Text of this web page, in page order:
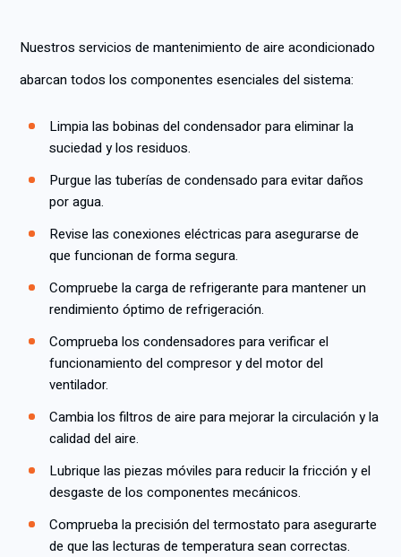
Nuestros servicios de mantenimiento de aire acondicionado
abarcan todos los componentes esenciales del sistema:
Limpia las bobinas del condensador para eliminar la
suciedad y los residuos.
Purgue las tuberías de condensado para evitar daños
por agua.
Revise las conexiones eléctricas para asegurarse de
que funcionan de forma segura.
Compruebe la carga de refrigerante para mantener un
rendimiento óptimo de refrigeración.
Comprueba los condensadores para verificar el
funcionamiento del compresor y del motor del
ventilador.
Cambia los filtros de aire para mejorar la circulación y la
calidad del aire.
Lubrique las piezas móviles para reducir la fricción y el
desgaste de los componentes mecánicos.
Comprueba la precisión del termostato para asegurarte
de que las lecturas de temperatura sean correctas.